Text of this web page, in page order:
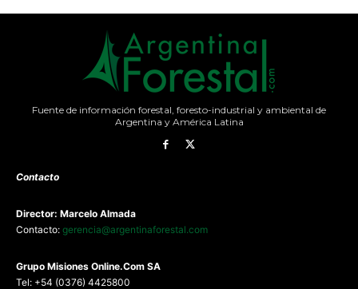
Fuente de información forestal, foresto-industrial y ambiental de
Argentina y América Latina
Contacto
Director: Marcelo Almada
Contacto: gerencia@argentinaforestal.com
Grupo Misiones Online.Com SA
Tel: +54 (0376) 4425800